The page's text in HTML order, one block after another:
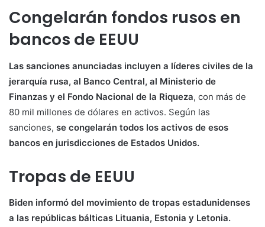
Congelarán fondos rusos en
bancos de EEUU
Las sanciones anunciadas incluyen a líderes civiles de la
jerarquía rusa, al Banco Central, al Ministerio de
Finanzas y el Fondo Nacional de la Riqueza, con más de
80 mil millones de dólares en activos. Según las
sanciones, se congelarán todos los activos de esos
bancos en jurisdicciones de Estados Unidos.
Tropas de EEUU
Biden informó del movimiento de tropas estadunidenses
a las repúblicas bálticas Lituania, Estonia y Letonia.